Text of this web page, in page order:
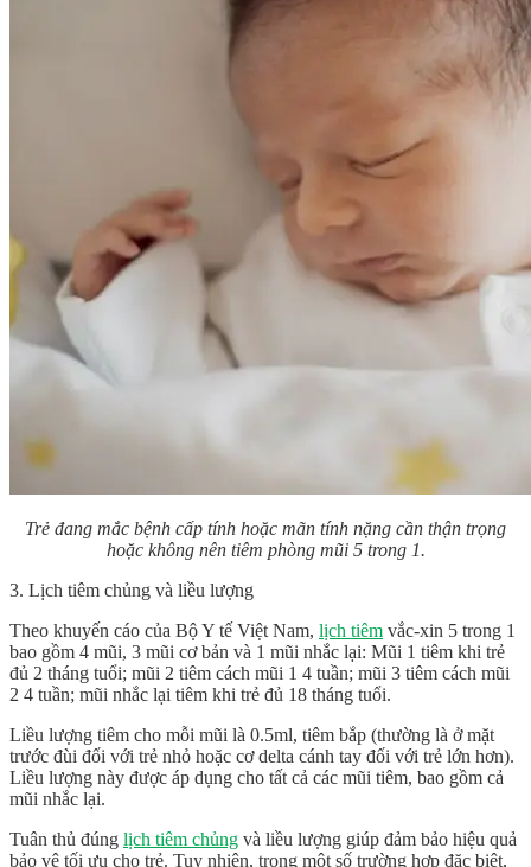
Trẻ đang mắc bệnh cấp tính hoặc mãn tính nặng cần thận trọng
hoặc không nên tiêm phòng mũi 5 trong 1.
3. Lịch tiêm chủng và liều lượng
Theo khuyến cáo của Bộ Y tế Việt Nam, lịch tiêm vắc-xin 5 trong 1
bao gồm 4 mũi, 3 mũi cơ bản và 1 mũi nhắc lại: Mũi 1 tiêm khi trẻ
đủ 2 tháng tuổi; mũi 2 tiêm cách mũi 1 4 tuần; mũi 3 tiêm cách mũi
2 4 tuần; mũi nhắc lại tiêm khi trẻ đủ 18 tháng tuổi.
Liều lượng tiêm cho mỗi mũi là 0.5ml, tiêm bắp (thường là ở mặt
trước đùi đối với trẻ nhỏ hoặc cơ delta cánh tay đối với trẻ lớn hơn).
Liều lượng này được áp dụng cho tất cả các mũi tiêm, bao gồm cả
mũi nhắc lại.
Tuân thủ đúng lịch tiêm chủng và liều lượng giúp đảm bảo hiệu quả
bảo vệ tối ưu cho trẻ. Tuy nhiên, trong một số trường hợp đặc biệt,